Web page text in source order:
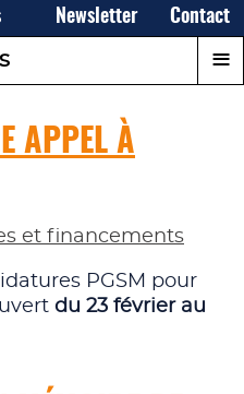
Newsletter Contact
≡
APPEL À
et financements
PGSM pour
du 23 février au